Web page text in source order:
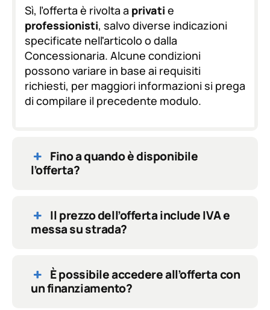
D
P
R
*
Sì, l’offerta è rivolta a privati e
professionisti, salvo diverse indicazioni
specificate nell'articolo o dalla
Concessionaria. Alcune condizioni
possono variare in base ai requisiti
richiesti, per maggiori informazioni si prega
di compilare il precedente modulo.
Fino a quando è disponibile
l’offerta?
Il prezzo dell’offerta include IVA e
messa su strada?
È possibile accedere all’offerta con
un finanziamento?